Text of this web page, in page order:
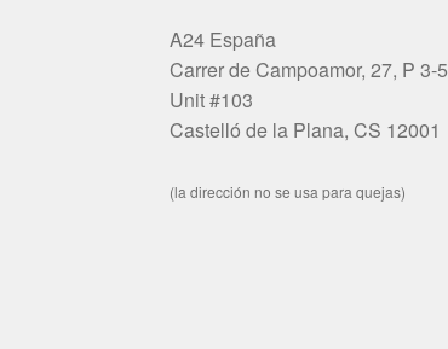
A24 España
Carrer de Campoamor, 27, P 3-5
Unit #103
Castelló de la Plana, CS 12001
(la dirección no se usa para quejas)